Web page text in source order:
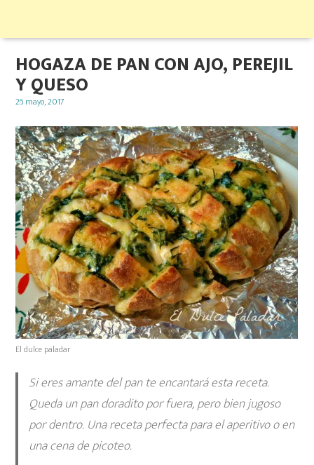
HOGAZA DE PAN CON AJO, PEREJIL
Y QUESO
Posted
26 mayo, 2017
El dulce paladar
Si eres amante del pan te encantará esta receta.
Queda un pan doradito por fuera, pero bien jugoso
por dentro. Una receta perfecta para el aperitivo o en
una cena de picoteo.